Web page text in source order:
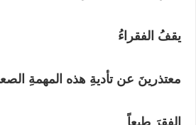
يقفُ الفقراءُ
معتذرينَ عن تأديةِ هذه المهمةِ
الفقرَ طبعاً